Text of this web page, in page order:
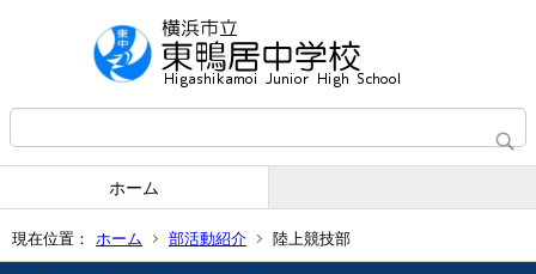
ホーム
現在位置： ホーム 部活動紹介 陸上競技部